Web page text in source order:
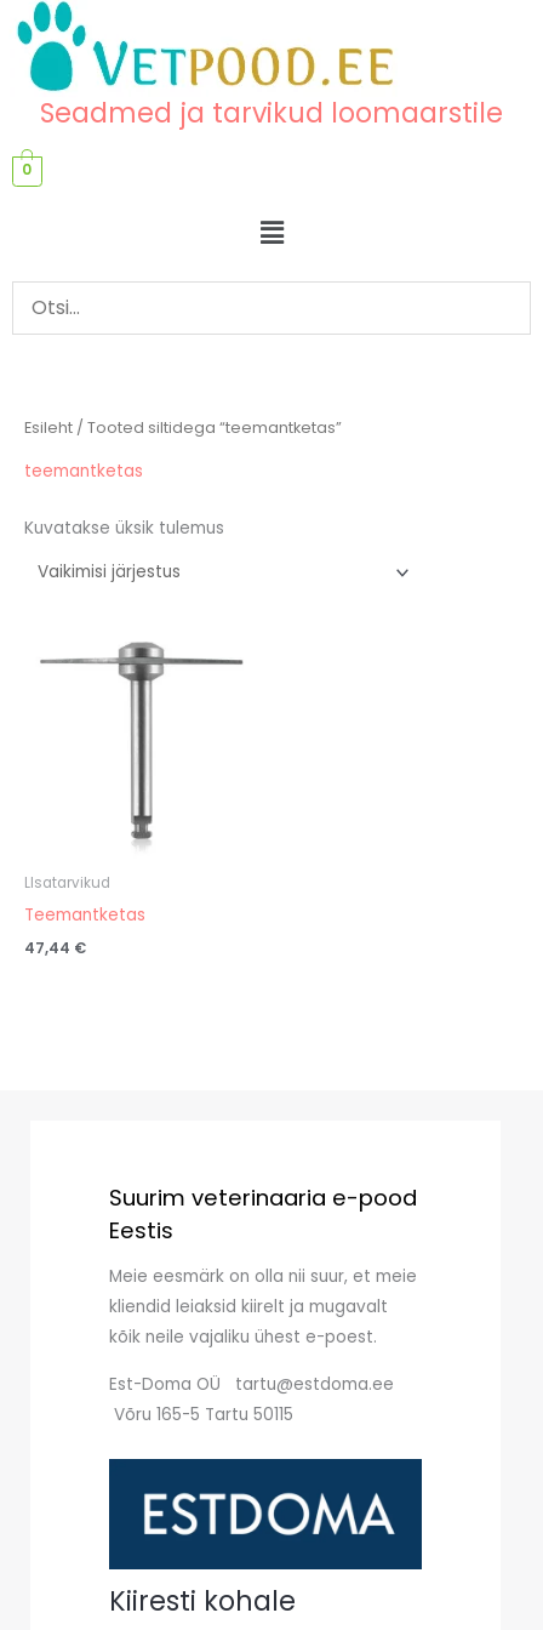
content
content
Seadmed ja tarvikud loomaarstile
0
Menu
Esileht / Tooted siltidega “teemantketas”
teemantketas
Kuvatakse üksik tulemus
LIsatarvikud
Teemantketas
47,44 €
Suurim veterinaaria e-pood
Eestis
Meie eesmärk on olla nii suur, et meie
kliendid leiaksid kiirelt ja mugavalt
kõik neile vajaliku ühest e-poest.
Est-Doma OÜ tartu@estdoma.ee
Võru 165-5 Tartu 50115
Kiiresti kohale